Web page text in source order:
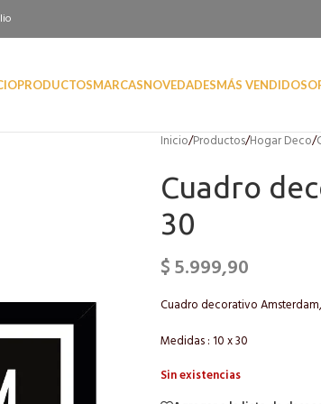
PRODUCTOSMARCASNOVEDADESMÁS VENDIDOS
Inicio/Productos/Hogar Deco/
Cuadro
30
$5.999,90
Cuadro decorativo
Medidas : 10 x 30
Sin existencias